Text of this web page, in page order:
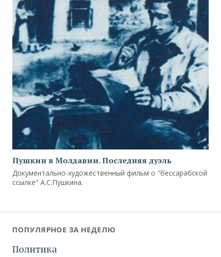
Пушкин в Молдавии. Последняя дуэль
Документально-художественный фильм о "бессарабской
ссылке" А.С.Пушкина.
ПОПУЛЯРНОЕ ЗА НЕДЕЛЮ